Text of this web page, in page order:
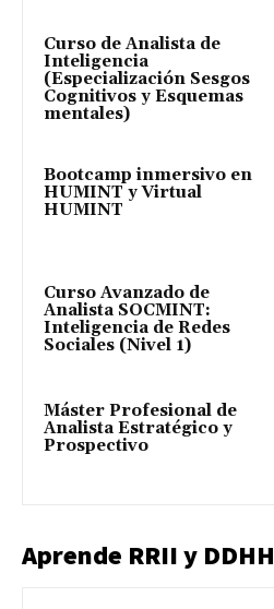
Curso de Analista de
Inteligencia
(Especialización Sesgos
Cognitivos y Esquemas
mentales)
Bootcamp inmersivo en
HUMINT y Virtual
HUMINT
Curso Avanzado de
Analista SOCMINT:
Inteligencia de Redes
Sociales (Nivel 1)
Máster Profesional de
Analista Estratégico y
Prospectivo
Aprende RRII y DDHH